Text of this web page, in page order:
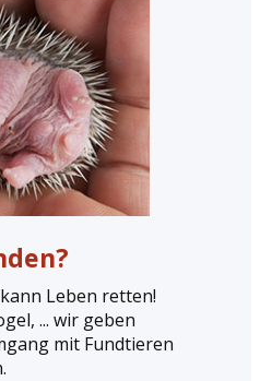
Leben retten!
... wir geben
mit Fundtieren